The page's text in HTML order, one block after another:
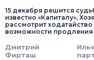
15 декабря решится
известно «Капиталу»,
рассмотрит
возможности
Дмитрий
Фирташ